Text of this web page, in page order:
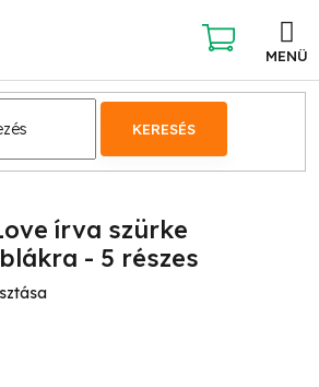
KERESÉS
KOSÁR
írva szürke
- 5 részes